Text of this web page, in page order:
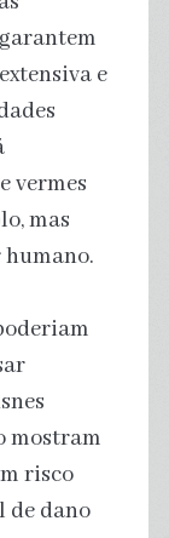
e
vermes
mas
humano.
mostram
risco
de dano